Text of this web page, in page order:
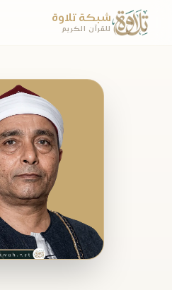
شبكة تلاوة
للقرآن الكريم